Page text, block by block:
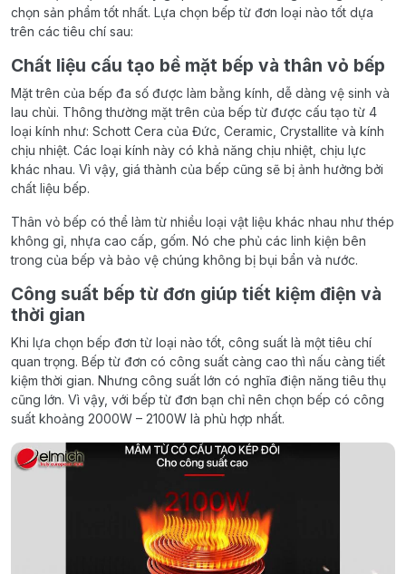
chọn sản phẩm tốt nhất. Lựa chọn bếp từ đơn loại nào tốt dựa
trên các tiêu chí sau:
Chất liệu cấu tạo bề mặt bếp và thân vỏ bếp
Mặt trên của bếp đa số được làm bằng kính, dễ dàng vệ sinh và
lau chùi. Thông thường mặt trên của bếp từ được cấu tạo từ 4
loại kính như: Schott Cera của Đức, Ceramic, Crystallite và kính
chịu nhiệt. Các loại kính này có khả năng chịu nhiệt, chịu lực
khác nhau. Vì vậy, giá thành của bếp cũng sẽ bị ảnh hưởng bởi
chất liệu bếp.
Thân vỏ bếp có thể làm từ nhiều loại vật liệu khác nhau như thép
không gỉ, nhựa cao cấp, gốm. Nó che phủ các linh kiện bên
trong của bếp và bảo vệ chúng không bị bụi bẩn và nước.
Công suất bếp từ đơn giúp tiết kiệm điện và
thời gian
Khi lựa chọn bếp đơn từ loại nào tốt, công suất là một tiêu chí
quan trọng. Bếp từ đơn có công suất càng cao thì nấu càng tiết
kiệm thời gian. Nhưng công suất lớn có nghĩa điện năng tiêu thụ
cũng lớn. Vì vậy, với bếp từ đơn bạn chỉ nên chọn bếp có công
suất khoảng 2000W – 2100W là phù hợp nhất.